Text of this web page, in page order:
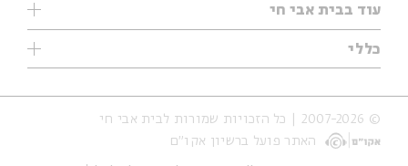
נוער
סדרות
אירועי עבר
אירועים בירושלים
מוזיקה
עיון
מיוחדים
עוד בבית אבי חי
תערוכות
מיוחדים
כללי
אודות
הצהרת נגישות
תנאי שימוש והצהרת פרטיות
© 2007-2026 | כל הזכויות שמורות לבית אבי חי
האתר פועל ברשיון אקו״ם